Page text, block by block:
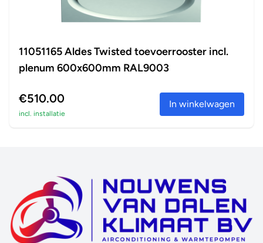
11051165 Aldes Twisted toevoerrooster incl.
plenum 600x600mm RAL9003
€510.00
incl. installatie
In winkelwagen